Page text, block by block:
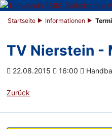
Startseite Informationen
TV Nierstein -
22.08.2015 16:00
Zurück